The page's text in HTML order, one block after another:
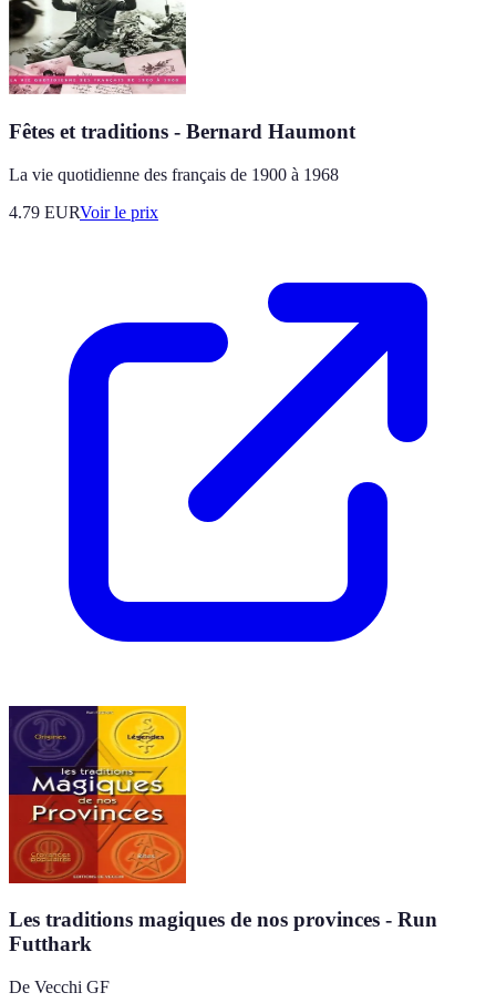
Fêtes et traditions - Bernard Haumont
La vie quotidienne des français de 1900 à 1968
4.79 EURVoir le prix
Les traditions magiques de nos provinces - Run
Futthark
De Vecchi GF